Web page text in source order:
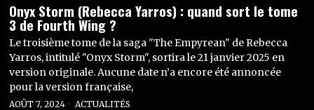
Onyx Storm (Rebecca Yarros) : quand sort le tome
3 de Fourth Wing ?
Le troisième tome de la saga "The Empyrean" de Rebecca
Yarros, intitulé "Onyx Storm", sortira le 21 janvier 2025 en
version originale. Aucune date n’a encore été annoncée
pour la version française,
AOÛT 7, 2024 ACTUALITÉS